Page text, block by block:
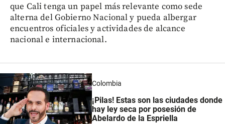
que Cali tenga un papel más relevante como sede
alterna del Gobierno Nacional y pueda albergar
encuentros oficiales y actividades de alcance
nacional e internacional.
Colombia
¡Pilas! Estas son las ciudades donde
hay ley seca por posesión de
Abelardo de la Espriella